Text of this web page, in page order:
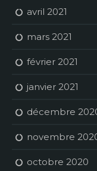
avril 2021
mars 2021
février 2021
janvier 2021
décembre
novembre
octobre 2020